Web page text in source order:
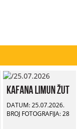
Kafana Limun Žut
DATUM: 25.07.2026.
BROJ FOTOGRAFIJA: 28